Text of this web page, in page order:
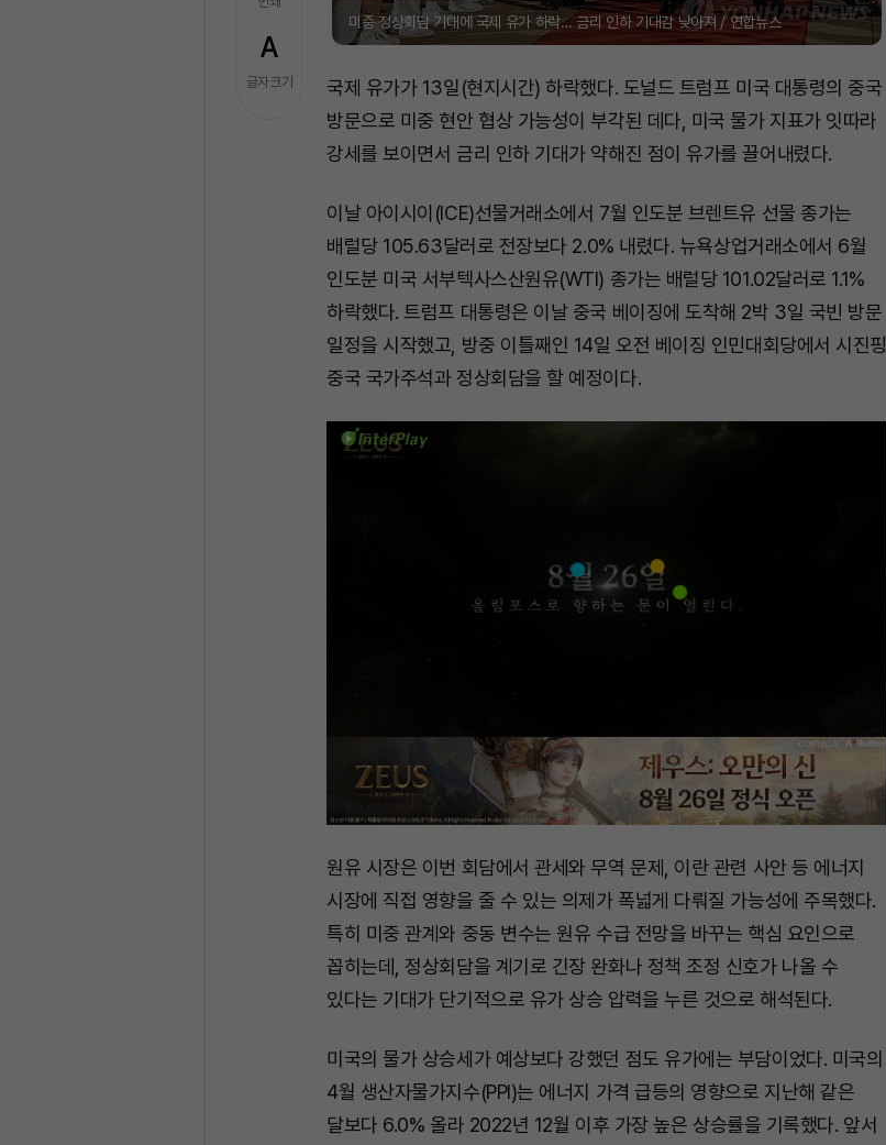
글자크기
미중 정상회담 기대에 국제 유가 하락… 금리 인하 기대감 낮아져 / 연합뉴스
국제 유가가 13일(현지시간) 하락했다. 도널드 트럼프 미국 대통령의 중국
방문으로 미중 현안 협상 가능성이 부각된 데다, 미국 물가 지표가 잇따라
강세를 보이면서 금리 인하 기대가 약해진 점이 유가를 끌어내렸다.
이날 아이시이(ICE)선물거래소에서 7월 인도분 브렌트유 선물 종가는
배럴당 105.63달러로 전장보다 2.0% 내렸다. 뉴욕상업거래소에서 6월
인도분 미국 서부텍사스산원유(WTI) 종가는 배럴당 101.02달러로 1.1%
하락했다. 트럼프 대통령은 이날 중국 베이징에 도착해 2박 3일 국빈 방문
일정을 시작했고, 방중 이틀째인 14일 오전 베이징 인민대회당에서 시진핑
중국 국가주석과 정상회담을 할 예정이다.
원유 시장은 이번 회담에서 관세와 무역 문제, 이란 관련 사안 등 에너지
시장에 직접 영향을 줄 수 있는 의제가 폭넓게 다뤄질 가능성에 주목했다.
특히 미중 관계와 중동 변수는 원유 수급 전망을 바꾸는 핵심 요인으로
꼽히는데, 정상회담을 계기로 긴장 완화나 정책 조정 신호가 나올 수
있다는 기대가 단기적으로 유가 상승 압력을 누른 것으로 해석된다.
미국의 물가 상승세가 예상보다 강했던 점도 유가에는 부담이었다. 미국의
4월 생산자물가지수(PPI)는 에너지 가격 급등의 영향으로 지난해 같은
달보다 6.0% 올라 2022년 12월 이후 가장 높은 상승률을 기록했다. 앞서